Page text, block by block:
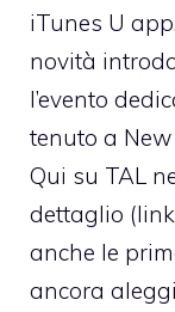
iTunes U app
novità
l’evento
tenuto a New
Qui su TAL
dettaglio
anche le
ancora